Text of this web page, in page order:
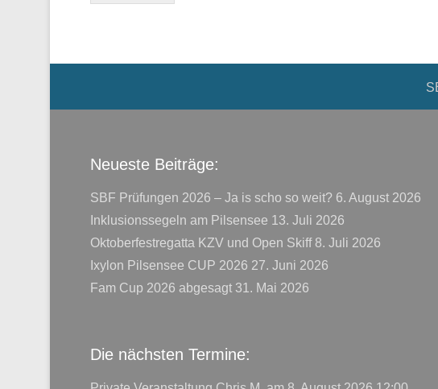
Neueste Beiträge:
SBF Prüfungen 2026 – Ja is scho so weit? 6. August 2026
Inklusionssegeln am Pilsensee 13. Juli 2026
Oktoberfestregatta KZV und Open Skiff 8. Juli 2026
Ixylon Pilsensee CUP 2026 27. Juni 2026
Fam Cup 2026 abgesagt 31. Mai 2026
Die nächsten Termine: